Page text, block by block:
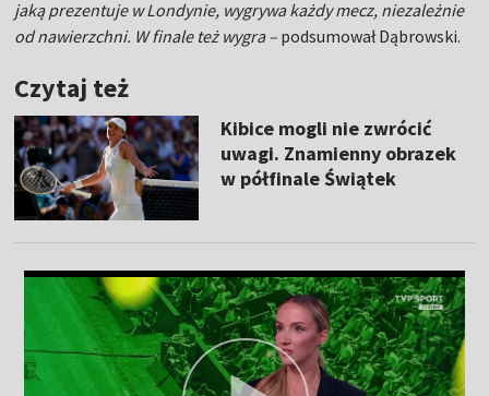
jaką prezentuje w Londynie, wygrywa każdy mecz, niezależnie
od nawierzchni. W finale też wygra – podsumował Dąbrowski.
Czytaj też
Kibice mogli nie zwrócić
uwagi. Znamienny obrazek
w półfinale Świątek